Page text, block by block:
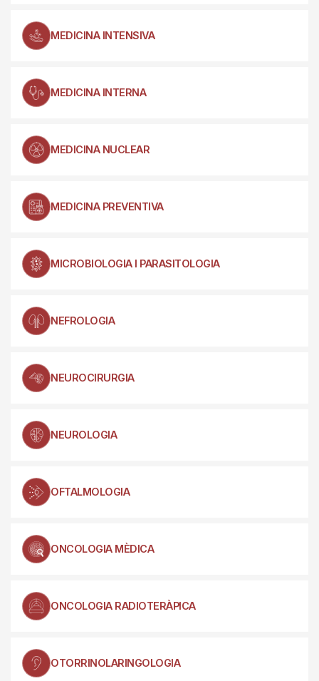
MEDICINA INTENSIVA
MEDICINA INTERNA
MEDICINA NUCLEAR
MEDICINA PREVENTIVA
MICROBIOLOGIA I PARASITOLOGIA
NEFROLOGIA
NEUROCIRURGIA
NEUROLOGIA
OFTALMOLOGIA
ONCOLOGIA MÈDICA
ONCOLOGIA RADIOTERÀPICA
OTORRINOLARINGOLOGIA